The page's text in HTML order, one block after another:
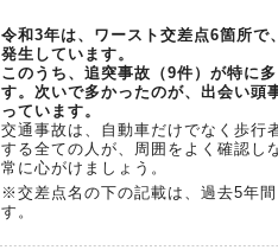
令和3年は、ワースト交差点6箇所で
発生しています。
このうち、追突事故（9件）が特に
す。次いで多かったのが、出会い頭
っています。
交通事故は、自動車だけでなく歩行
する全ての人が、周囲をよく確認し
常に心がけましょう。
※交差点名の下の記載は、過去5年
す。